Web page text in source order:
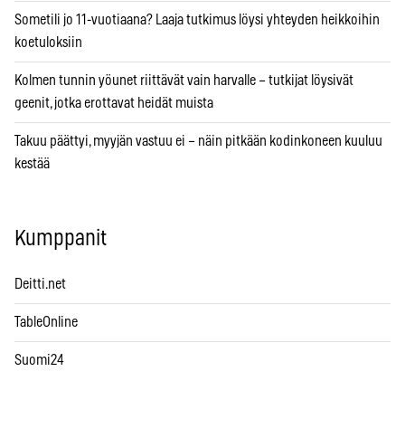
Sometili jo 11-vuotiaana? Laaja tutkimus löysi yhteyden heikkoihin
koetuloksiin
Kolmen tunnin yöunet riittävät vain harvalle – tutkijat löysivät
geenit, jotka erottavat heidät muista
Takuu päättyi, myyjän vastuu ei – näin pitkään kodinkoneen kuuluu
kestää
Kumppanit
Deitti.net
TableOnline
Suomi24